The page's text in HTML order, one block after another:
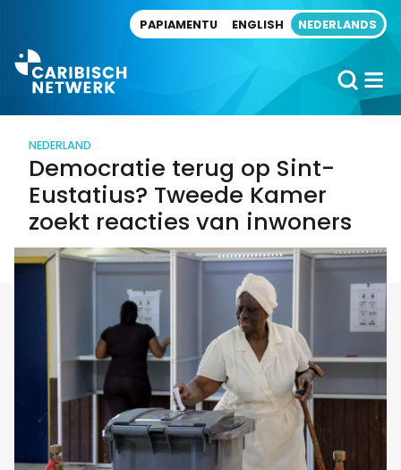
PAPIAMENTU ENGLISH NEDERLANDS
NEDERLAND
Democratie terug op Sint-
Eustatius? Tweede Kamer
zoekt reacties van inwoners